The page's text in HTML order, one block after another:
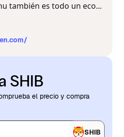
también es todo un eco...
SHIB
el precio y compra
SHIB